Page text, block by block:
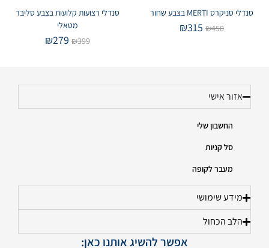
סנדלי סניקרס MERTI בצבע שחור
₪450
₪315
סנדלי רצועות קלועות בצבע סליבר
מטאלי
₪399
₪279
אזור אישי
החשבון שלי
סל קניות
מעבר לקופה
מידע שימושי
הלב הכחול
אפשר להשיג אותנו כאן: